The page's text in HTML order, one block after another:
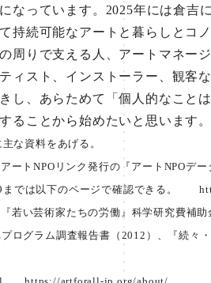
なっています。2025年には倉吉
持続可能なアートと暮らしとコ
周りで支える人、アートマネー
ィスト、インストーラー、観客
し、あらためて「個人的なこと
ることから始めたいと思います。
な資料をあげる。
ートNPOリンク発行の『アートNPOデー
までは以下のページで確認できる。
若い芸術家たちの労働』科学研究費補
プログラム調査報告書（2012）、『続々